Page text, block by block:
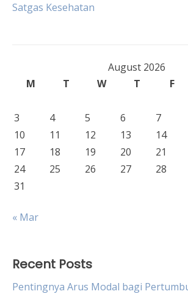
navigation
Satgas Kesehatan
August 2026
M
T W T F
3
4 5 6 7
10
11 12 13 14
17
18 19 20 21
24
25 26 27 28
31
« Mar
Recent Posts
Pentingnya Arus Modal bagi